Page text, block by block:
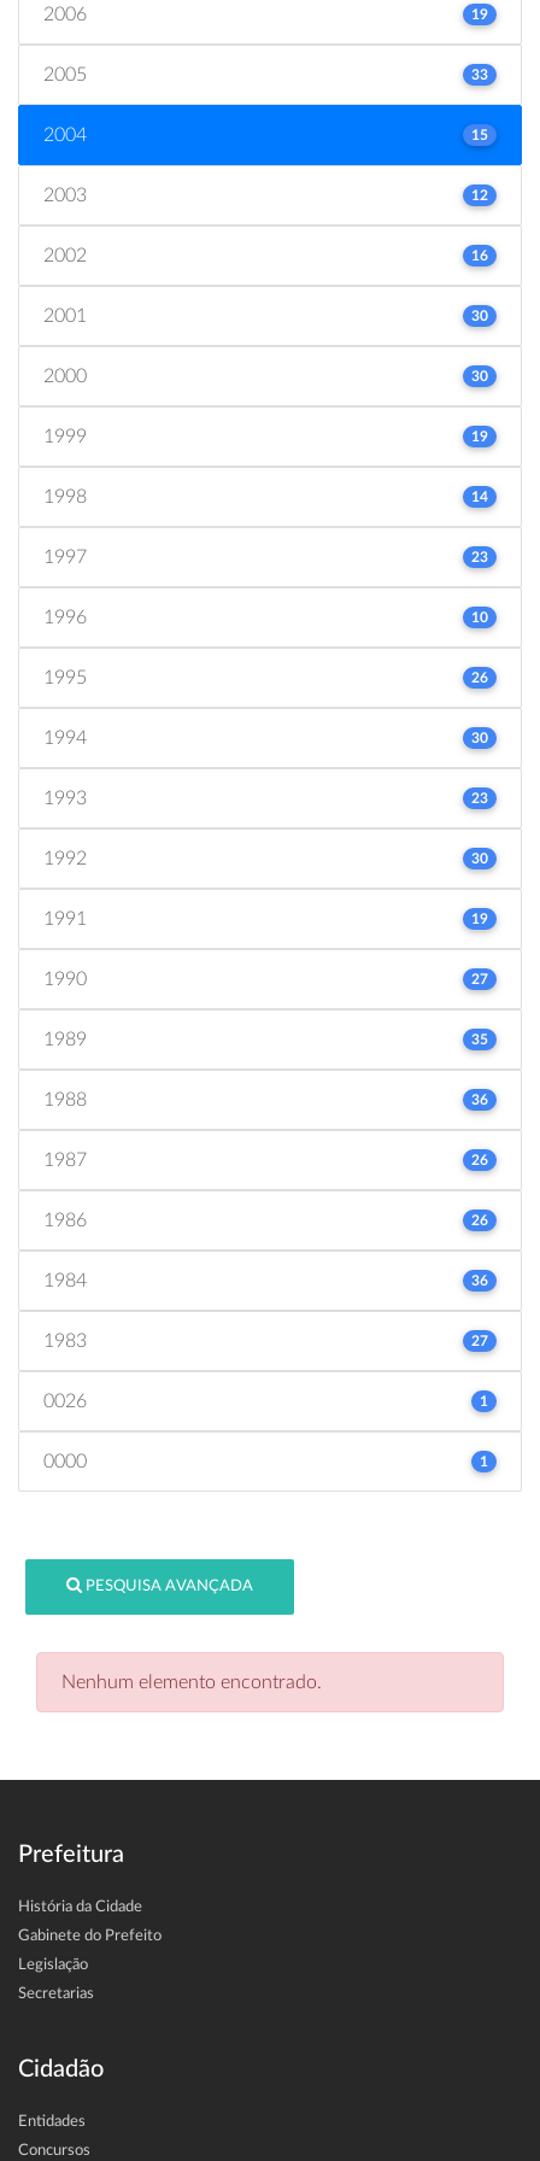
2006 19
2005 33
2004 15
2003 12
2002 16
2001 30
2000 30
1999 19
1998 14
1997 23
1996 10
1995 26
1994 30
1993 23
1992 30
1991 19
1990 27
1989 35
1988 36
1987 26
1986 26
1984 36
1983 27
0026 1
0000 1
PESQUISA AVANÇADA
Nenhum elemento encontrado.
Prefeitura
História da Cidade
Gabinete do Prefeito
Legislação
Secretarias
Cidadão
Entidades
Concursos